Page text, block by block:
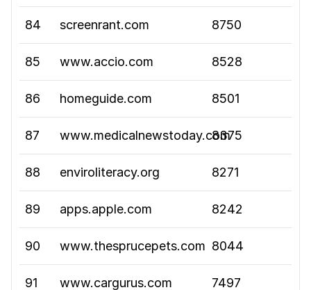
84 screenrant.com 8750
85 www.accio.com 8528
86 homeguide.com 8501
87 www.medicalnewstoday.com
8375
88 enviroliteracy.org 8271
89 apps.apple.com 8242
90 www.thesprucepets.com 8044
91 www.cargurus.com 7497